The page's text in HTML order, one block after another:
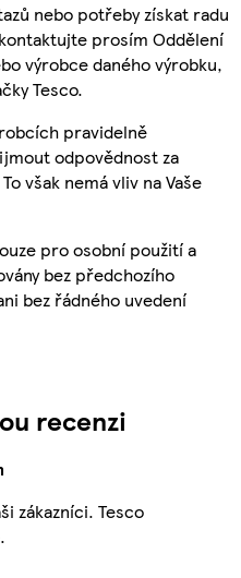
nebo potřeby získat radu
prosím Oddělení
výrobce daného výrobku,
Tesco.
pravidelně
odpovědnost za
však nemá vliv na Vaše
pro osobní použití a
bez předchozího
bez řádného uvedení
recenzi
zákazníci. Tesco